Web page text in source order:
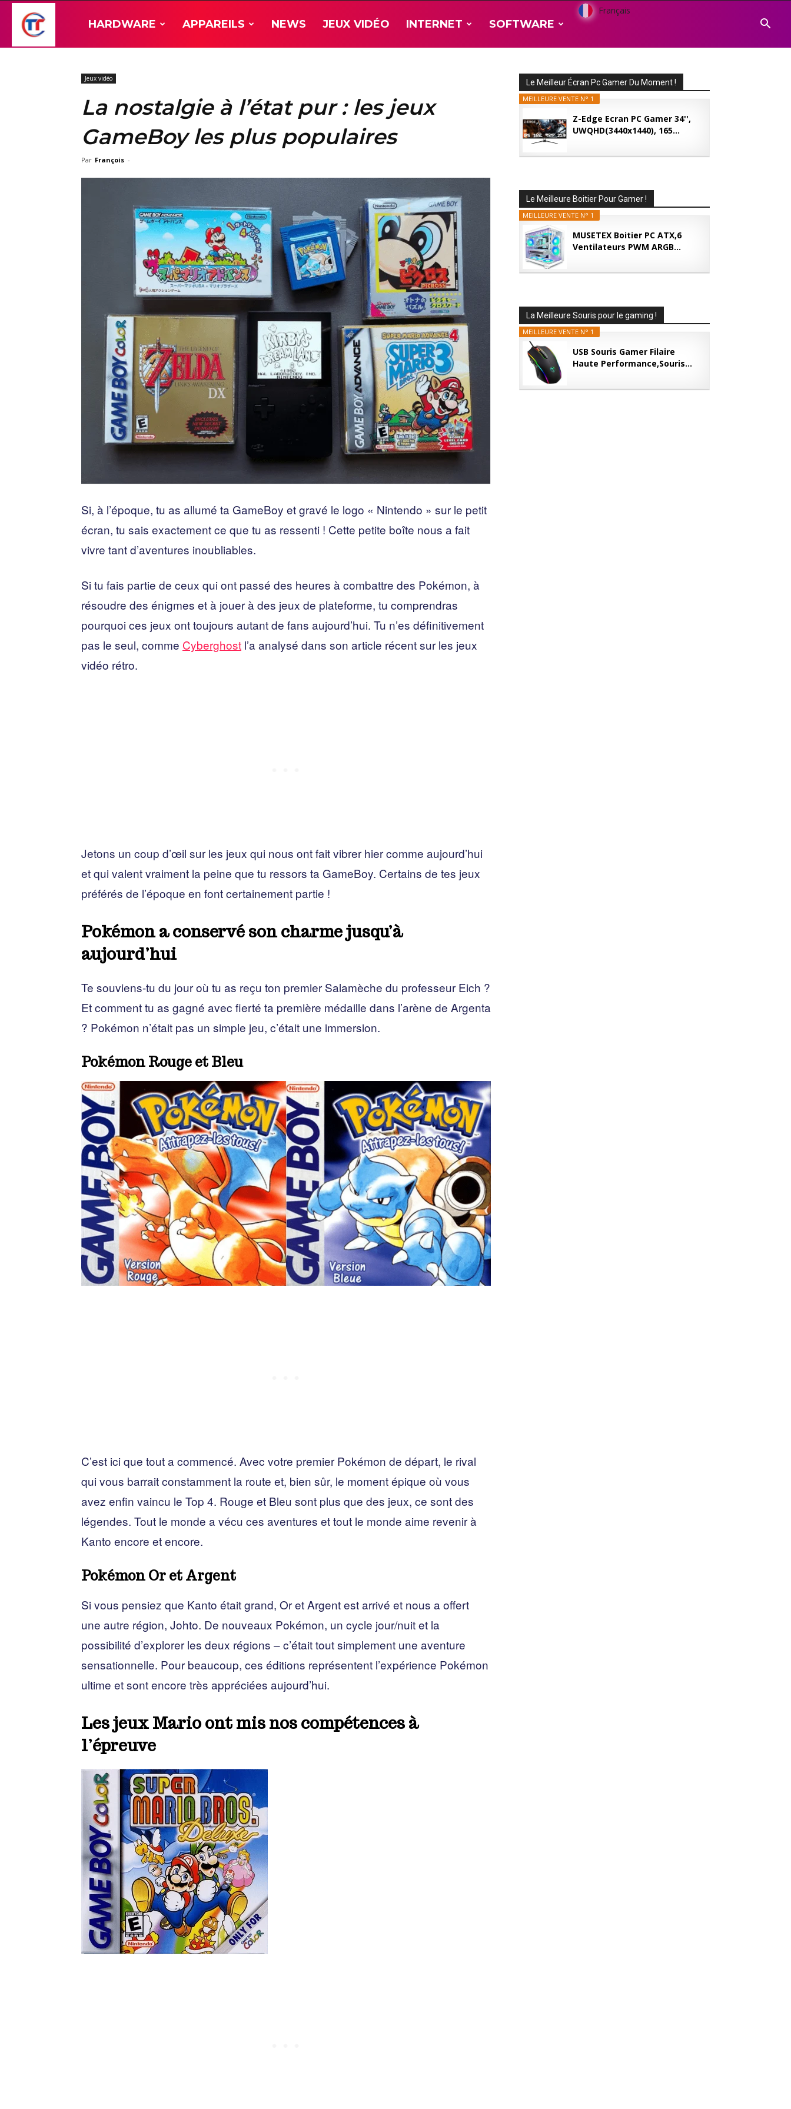
HARDWARE APPAREILS NEWS JEUX VIDÉO INTERNET SOFTWARE
Français
Jeux vidéo
La nostalgie à l’état pur : les jeux
GameBoy les plus populaires
Par François -
Si, à l’époque, tu as allumé ta GameBoy et gravé le logo « Nintendo » sur le petit
écran, tu sais exactement ce que tu as ressenti ! Cette petite boîte nous a fait
vivre tant d’aventures inoubliables.
Si tu fais partie de ceux qui ont passé des heures à combattre des Pokémon, à
résoudre des énigmes et à jouer à des jeux de plateforme, tu comprendras
pourquoi ces jeux ont toujours autant de fans aujourd’hui. Tu n’es définitivement
pas le seul, comme Cyberghost l’a analysé dans son article récent sur les jeux
vidéo rétro.
Jetons un coup d’œil sur les jeux qui nous ont fait vibrer hier comme aujourd’hui
et qui valent vraiment la peine que tu ressors ta GameBoy. Certains de tes jeux
préférés de l’époque en font certainement partie !
Pokémon a conservé son charme jusqu’à
aujourd’hui
Te souviens-tu du jour où tu as reçu ton premier Salamèche du professeur Eich ?
Et comment tu as gagné avec fierté ta première médaille dans l’arène de Argenta
? Pokémon n’était pas un simple jeu, c’était une immersion.
Pokémon Rouge et Bleu
C’est ici que tout a commencé. Avec votre premier Pokémon de départ, le rival
qui vous barrait constamment la route et, bien sûr, le moment épique où vous
avez enfin vaincu le Top 4. Rouge et Bleu sont plus que des jeux, ce sont des
légendes. Tout le monde a vécu ces aventures et tout le monde aime revenir à
Kanto encore et encore.
Pokémon Or et Argent
Si vous pensiez que Kanto était grand, Or et Argent est arrivé et nous a offert
une autre région, Johto. De nouveaux Pokémon, un cycle jour/nuit et la
possibilité d’explorer les deux régions – c’était tout simplement une aventure
sensationnelle. Pour beaucoup, ces éditions représentent l’expérience Pokémon
ultime et sont encore très appréciées aujourd’hui.
Les jeux Mario ont mis nos compétences à
l’épreuve
Le Meilleur Écran Pc Gamer Du Moment !
MEILLEURE VENTE N° 1
Z-Edge Ecran PC Gamer 34'',
UWQHD(3440x1440), 165...
Le Meilleure Boitier Pour Gamer !
MEILLEURE VENTE N° 1
MUSETEX Boitier PC ATX,6
Ventilateurs PWM ARGB...
La Meilleure Souris pour le gaming !
MEILLEURE VENTE N° 1
USB Souris Gamer Filaire
Haute Performance,Souris...